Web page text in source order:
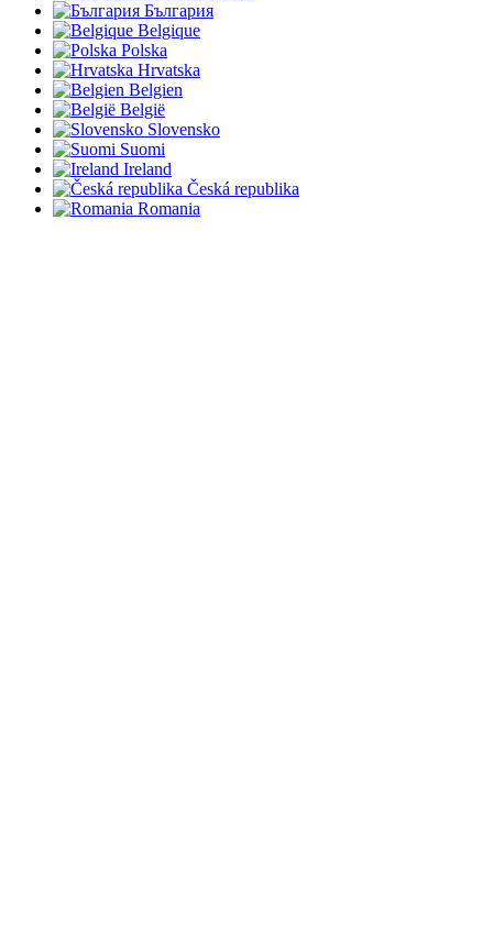
България
Belgique
Polska
Hrvatska
Belgien
België
Slovensko
Suomi
Ireland
Česká republika
Romania